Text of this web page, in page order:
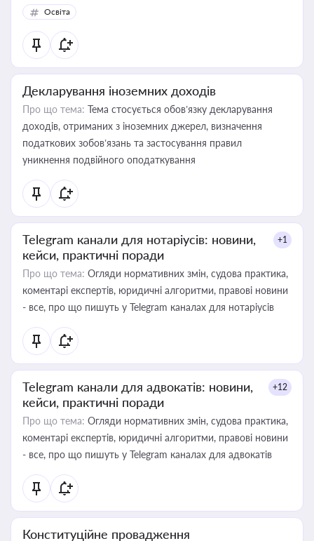
Освіта
Декларування іноземних доходів
Про що тема: Тема стосується обов’язку декларування
доходів, отриманих з іноземних джерел, визначення
податкових зобов’язань та застосування правил
уникнення подвійного оподаткування
Telegram канали для нотаріусів: новини,
кейси, практичні поради
+1
Про що тема: Огляди нормативних змін, судова практика,
коментарі експертів, юридичні алгоритми, правові новини
- все, про що пишуть у Telegram каналах для нотаріусів
Telegram канали для адвокатів: новини,
кейси, практичні поради
+12
Про що тема: Огляди нормативних змін, судова практика,
коментарі експертів, юридичні алгоритми, правові новини
- все, про що пишуть у Telegram каналах для адвокатів
Конституційне провадження